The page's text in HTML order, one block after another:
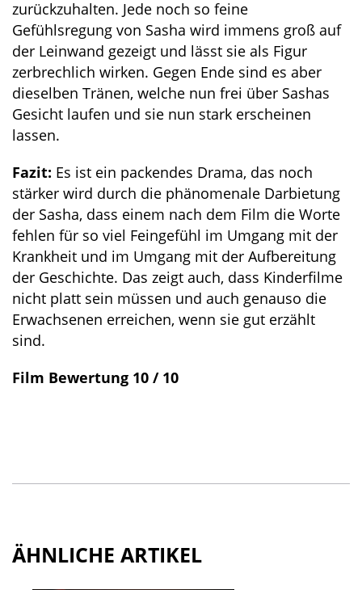
zurückzuhalten. Jede noch so feine
Gefühlsregung von Sasha wird immens groß auf
der Leinwand gezeigt und lässt sie als Figur
zerbrechlich wirken. Gegen Ende sind es aber
dieselben Tränen, welche nun frei über Sashas
Gesicht laufen und sie nun stark erscheinen
lassen.
Fazit: Es ist ein packendes Drama, das noch
stärker wird durch die phänomenale Darbietung
der Sasha, dass einem nach dem Film die Worte
fehlen für so viel Feingefühl im Umgang mit der
Krankheit und im Umgang mit der Aufbereitung
der Geschichte. Das zeigt auch, dass Kinderfilme
nicht platt sein müssen und auch genauso die
Erwachsenen erreichen, wenn sie gut erzählt
sind.
Film Bewertung 10 / 10
ÄHNLICHE ARTIKEL